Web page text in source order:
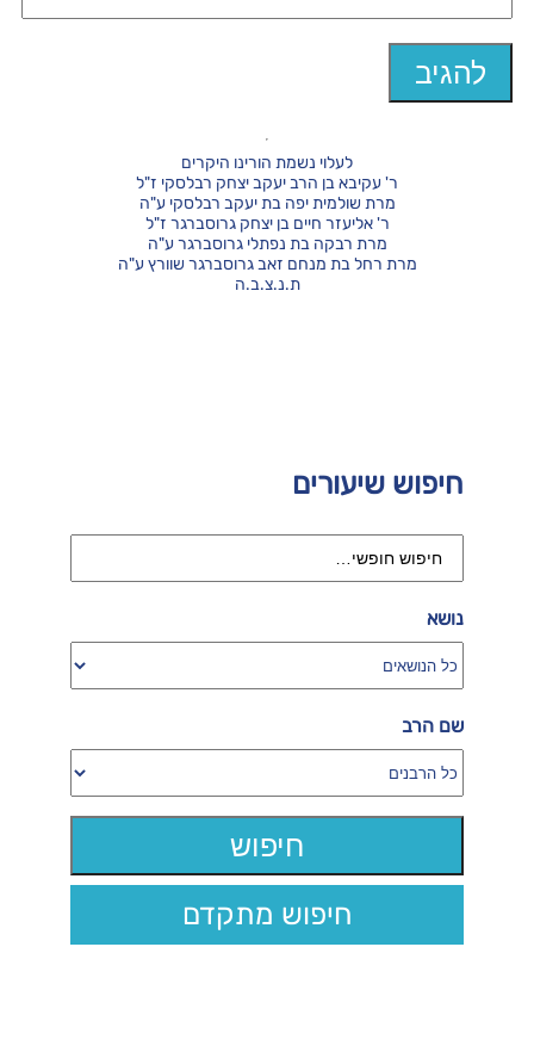
חיפוש שיעורים
נושא
שם הרב
חיפוש מתקדם
לעלוי נשמת הורינו היקרים
ר' עקיבא בן הרב יעקב יצחק רבלסקי ז"ל
מרת שולמית יפה בת יעקב רבלסקי ע"ה
ר' אליעזר חיים בן יצחק גרוסברגר ז"ל
מרת רבקה בת נפתלי גרוסברגר ע"ה
מרת רחל בת מנחם זאב גרוסברגר שוורץ ע"ה
ת.נ.צ.ב.ה